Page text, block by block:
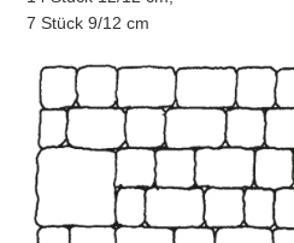
7 Stück 9/12 cm